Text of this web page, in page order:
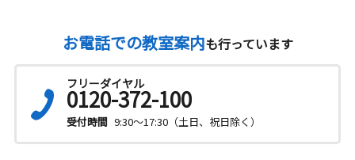
お電話での教室案内も行っています
フリーダイヤル
0120-372-100
受付時間 9:30～17:30（土日、祝日除く）